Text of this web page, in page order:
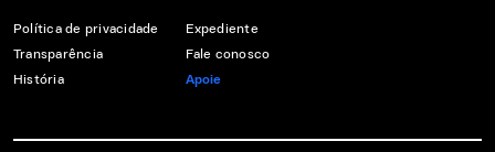
Política de privacidade
Transparência
História
Expediente
Fale conosco
Apoie